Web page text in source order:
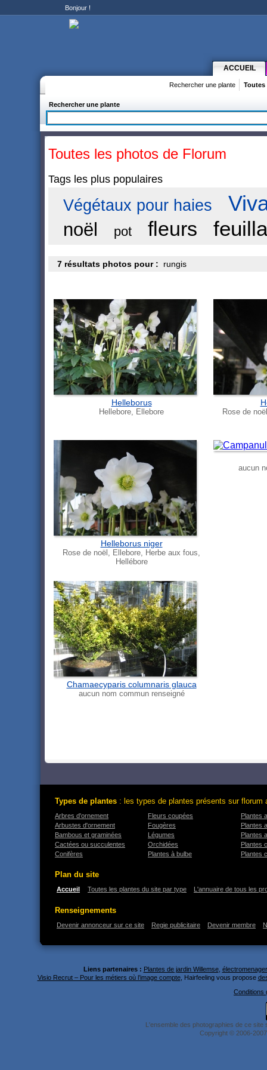
Bonjour !
ACCUEIL
Rechercher une plante
Rechercher une plante
Toutes les photos de Florum
Tags les plus populaires
Végétaux pour haies
noël pot fleurs
7 résultats photos pour : rungis
Helleborus
Hellebore, Ellebore Rose de
Helleborus niger
Rose de noël, Ellebore, Herbe aux fous,
Hellébore
aucun
Chamaecyparis columnaris glauca
aucun nom commun renseigné
Types de plantes : les types de plantes présents sur florum
Arbres d'ornement
Arbustes d'ornement
Bambous et graminées
Cactées ou succulentes
Conifères
Fleurs coupées
Fougères
Légumes
Orchidées
Plantes à bulbe
Plantes
Plantes
Plantes
Plantes
Plantes
Plan du site
Accueil Toutes les plantes du site par type L'annuaire de tous les
Renseignements
Devenir annonceur sur ce site Regie publicitaire Devenir membre
Liens partenaires : Plantes de jardin Willemse,
Visio Recrut – Pour les métiers où l’image compte, Hairfeeling vous propose
Conditions
L'ensemble des photographies de ce
Copyright © 2006-